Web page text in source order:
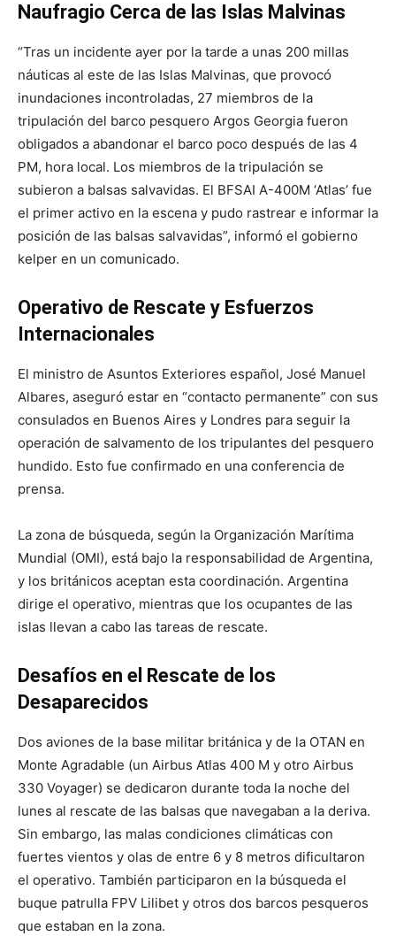
Naufragio Cerca de las Islas Malvinas
“Tras un incidente ayer por la tarde a unas 200 millas
náuticas al este de las Islas Malvinas, que provocó
inundaciones incontroladas, 27 miembros de la
tripulación del barco pesquero Argos Georgia fueron
obligados a abandonar el barco poco después de las 4
PM, hora local. Los miembros de la tripulación se
subieron a balsas salvavidas. El BFSAI A-400M ‘Atlas’ fue
el primer activo en la escena y pudo rastrear e informar la
posición de las balsas salvavidas”, informó el gobierno
kelper en un comunicado.
Operativo de Rescate y Esfuerzos
Internacionales
El ministro de Asuntos Exteriores español, José Manuel
Albares, aseguró estar en “contacto permanente” con sus
consulados en Buenos Aires y Londres para seguir la
operación de salvamento de los tripulantes del pesquero
hundido. Esto fue confirmado en una conferencia de
prensa.
La zona de búsqueda, según la Organización Marítima
Mundial (OMI), está bajo la responsabilidad de Argentina,
y los británicos aceptan esta coordinación. Argentina
dirige el operativo, mientras que los ocupantes de las
islas llevan a cabo las tareas de rescate.
Desafíos en el Rescate de los
Desaparecidos
Dos aviones de la base militar británica y de la OTAN en
Monte Agradable (un Airbus Atlas 400 M y otro Airbus
330 Voyager) se dedicaron durante toda la noche del
lunes al rescate de las balsas que navegaban a la deriva.
Sin embargo, las malas condiciones climáticas con
fuertes vientos y olas de entre 6 y 8 metros dificultaron
el operativo. También participaron en la búsqueda el
buque patrulla FPV Lilibet y otros dos barcos pesqueros
que estaban en la zona.